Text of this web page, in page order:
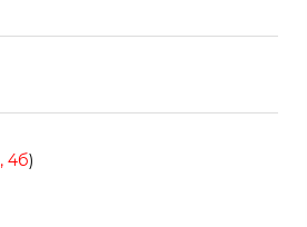
4б)